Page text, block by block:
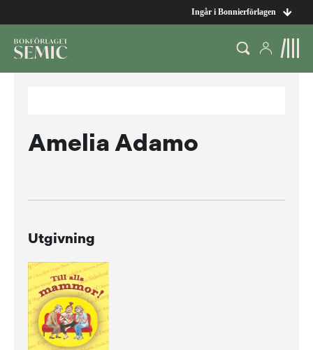
Ingår i Bonnierförlagen
Amelia Adamo
Utgivning